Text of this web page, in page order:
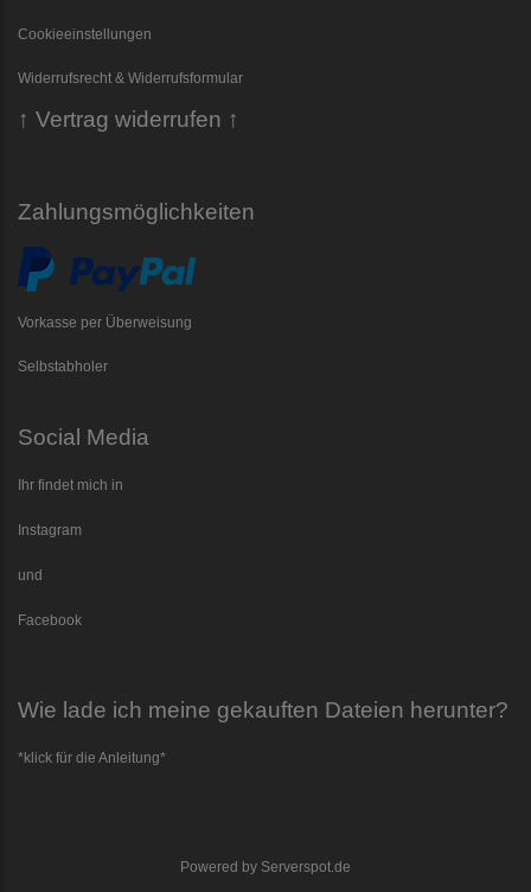
Cookieeinstellungen
Widerrufsrecht & Widerrufsformular
↑ Vertrag widerrufen ↑
Zahlungsmöglichkeiten
Vorkasse per Überweisung
Selbstabholer
Social Media
Ihr findet mich in
Instagram
und
Facebook
Wie lade ich meine gekauften Dateien herunter?
*klick für die Anleitung*
Powered by Serverspot.de